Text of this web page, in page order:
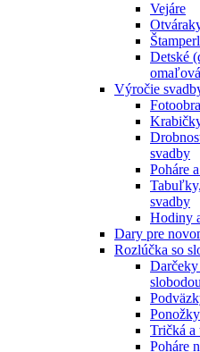
Vejáre
Detské
Výročie
svadby
Poháre
svadby
Hodiny
Dary pre
Rozlúčka so
slobodou
Tričká a
Poháre